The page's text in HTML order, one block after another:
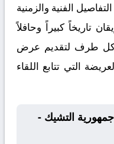
الفنية والزمنية
تاريخاً كبيراً وحافلاً
كل طرف لتقديم عرض
التي تتابع اللقاء
جمهورية التشيك -